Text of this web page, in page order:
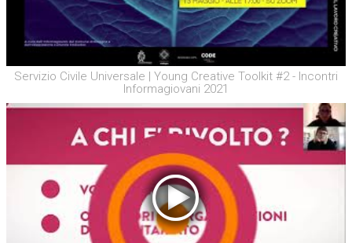
Servizio Civile Universale | Young Creative Toolkit #2 - Incontri
Informagiovani 2021